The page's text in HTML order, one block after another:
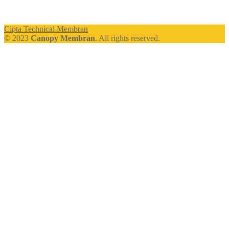
Cipta Technical Membran
© 2023 Canopy Membran. All rights reserved.